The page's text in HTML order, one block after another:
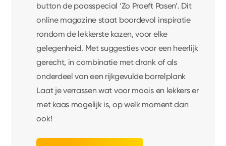
button de paasspecial ‘Zo Proeft Pasen’. Dit
online magazine staat boordevol inspiratie
rondom de lekkerste kazen, voor elke
gelegenheid. Met suggesties voor een heerlijk
gerecht, in combinatie met drank of als
onderdeel van een rijkgevulde borrelplank
Laat je verrassen wat voor moois en lekkers er
met kaas mogelijk is, op welk moment dan
ook!